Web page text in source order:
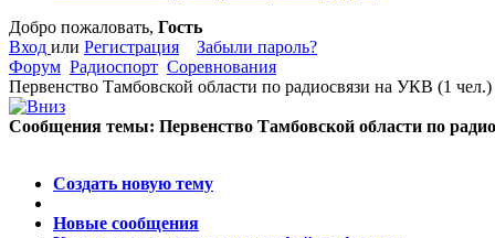
Добро пожаловать, Гость
Вход или Регистрация
Забыли пароль?
Форум Радиоспорт Соревнования
Первенство Тамбовской области по радиосвязи на УКВ (1 чел.)
Сообщения темы: Первенство Тамбовской области по
Создать новую тему
Новые сообщения